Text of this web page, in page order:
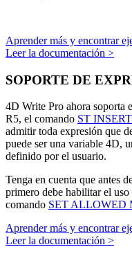
Aprender más y encontrar
Leer la documentación >
SOPORTE DE
4D Write Pro ahora soporta
R5, el comando ST
admitir toda expresión que
puede ser una variable 4D,
definido por el usuario.
Tenga en cuenta que antes
primero debe habilitar el uso
comando SET ALLOWED
Aprender más y encontrar
Leer la documentación >